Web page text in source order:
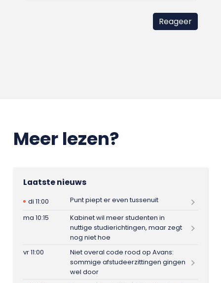
Meer lezen?
Laatste nieuws
di 11:00
Punt piept er even tussenuit
ma 10:15
Kabinet wil meer studenten in
nuttige studierichtingen, maar zegt
nog niet hoe
vr 11:00
Niet overal code rood op Avans:
sommige afstudeerzittingen gingen
wel door